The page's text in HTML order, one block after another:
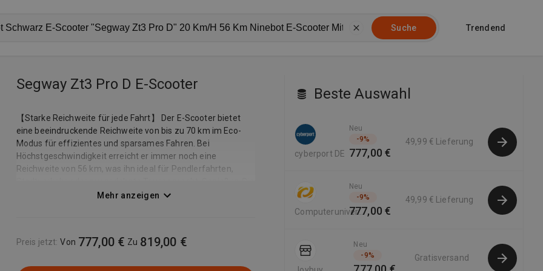
Suche Trendend
Segway Zt3 Pro D E-Scooter
【Starke Reichweite für jede Fahrt】 Der E-Scooter bietet
eine beeindruckende Reichweite von bis zu 70 km im Eco-
Modus für effizientes und sparsames Fahren. Bei
Höchstgeschwindigkeit erreicht er immer noch eine
Reichweite von 56 km, was ihn ideal für Pendlerfahrten,
lange Fahrten ohne häufiges Aufladen. 【 Komfortables
schlauchlosen Offroad-Reifen. Mit einer maximalen Traglast
Mehr anzeigen
Preis jetzt: Von 777,00 € Zu 819,00 €
Beste Auswahl
cyberport DE
Neu
-9%
777,00 €
49,99 € Lieferung
Computeruniverse
Neu
-9%
777,00 €
49,99 € Lieferung
Neu
-9% Gratisversand